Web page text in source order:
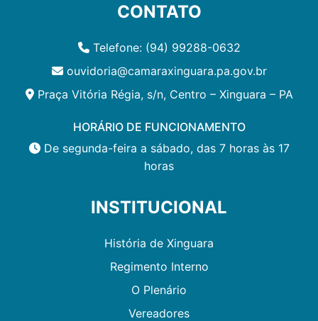
CONTATO
Telefone: (94) 99288-0632
ouvidoria@camaraxinguara.pa.gov.br
Praça Vitória Régia, s/n, Centro – Xinguara – PA
HORÁRIO DE FUNCIONAMENTO
De segunda-feira a sábado, das 7 horas às 17
horas
INSTITUCIONAL
História de Xinguara
Regimento Interno
O Plenário
Vereadores